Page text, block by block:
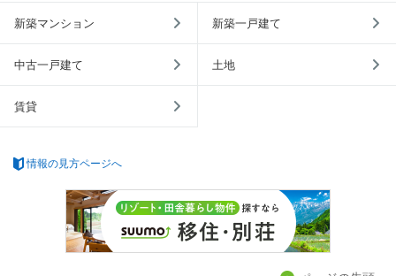
新築マンション 新築一戸建て
中古一戸建て 土地
賃貸
情報の見方ページへ